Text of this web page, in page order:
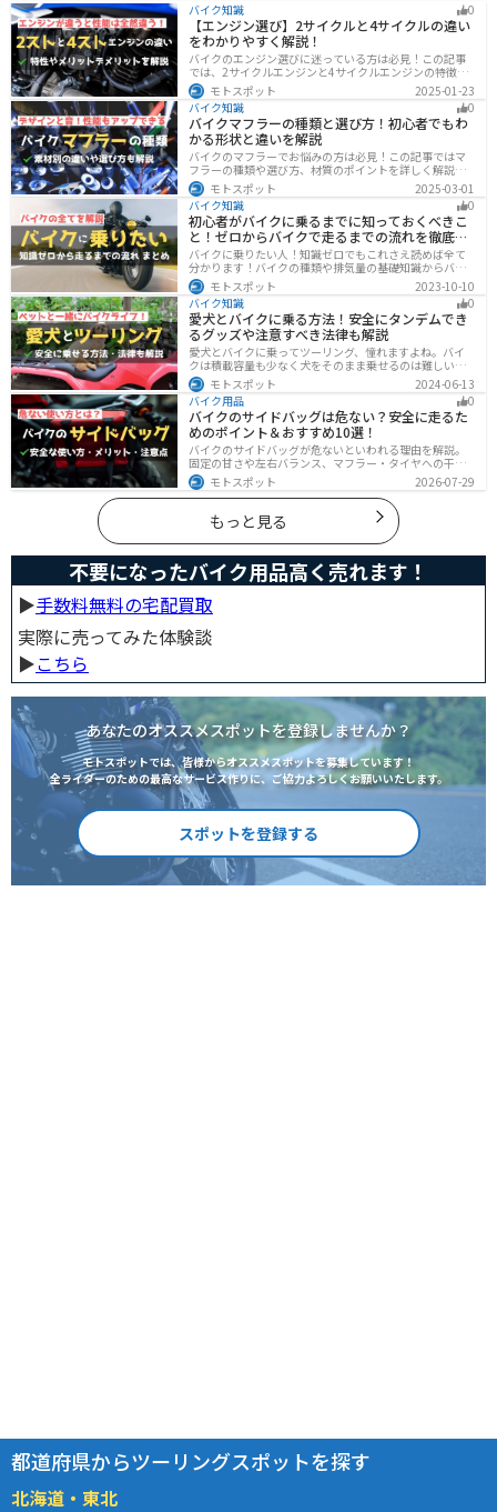
バイク知識 0
【エンジン選び】2サイクルと4サイクルの違い
をわかりやすく解説！
バイクのエンジン選びに迷っている方は必見！この記事
では、2サイクルエンジンと4サイクルエンジンの特徴や
メリット、選び方を解説しています。実は、4サイクルエ
ンジンは燃費が良く経済的で扱いやすいため、初心者の
方にはおすすめです。記事を読めば、最適なエンジン選
びのヒントが得られます。
モトスポット
2025-01-23
バイク知識
0
バイクマフラーの種類と選び方！初心者でもわ
かる形状と違いを解説
バイクのマフラーでお悩みの方は必見！この記事ではマ
フラーの種類や選び方、材質のポイントを詳しく解説し
ています。実は初めてのカスタマイズには、先端だけ変
えられるスリップオンマフラーがおすすめです。記事を
読めば、理想のサウンドと走りを手に入れられます。
モトスポット
2025-03-01
バイク知識
0
初心者がバイクに乗るまでに知っておくべきこ
と！ゼロからバイクで走るまでの流れを徹底解
説
バイクに乗りたい人！知識ゼロでもこれさえ読めば全て
分かります！バイクの種類や排気量の基礎知識からバイ
クの選び方、免許の取り方、購入、納車、その後のバイ
クライフまで全てサポートします！
モトスポット
2023-10-10
バイク知識
0
愛犬とバイクに乗る方法！安全にタンデムでき
るグッズや注意すべき法律も解説
愛犬とバイクに乗ってツーリング、憧れますよね。バイ
クは積載容量も少なく犬をそのまま乗せるのは難しいで
すが、専用アイテムを使えば実現できます。この記事で
は、安全に楽しむために必要な知識やグッズをまとめま
した。しっかりと準備して愛犬とバイクライフを満喫し
ましょう！
モトスポット
2024-06-13
バイク用品
0
バイクのサイドバッグは危ない？安全に走るた
めのポイント＆おすすめ10選！
バイクのサイドバッグが危ないといわれる理由を解説。
固定の甘さや左右バランス、マフラー・タイヤへの干
渉、横幅の変化など安全上の注意点に加え、メリット・
デメリット、容量・素材・防水性を踏まえた選び方、お
すすめのサイドバッグ10選を紹介します。
モトスポット 2026-07-29
もっと見る
不要になったバイク用品高く売れます！
▶︎手数料無料の宅配買取
実際に売ってみた体験談
▶︎こちら
あなたのオススメスポットを登録しませんか？
モトスポットでは、皆様からオススメスポットを募集しています！
全ライダーのための最高なサービス作りに、ご協力よろしくお願いいたします。
スポットを登録する
都道府県からツーリングスポットを探す
北海道・東北